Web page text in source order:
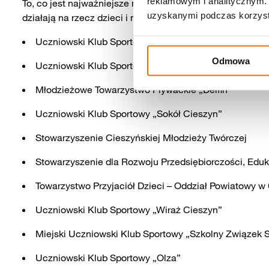
uzyskanymi podczas
Odmowa
To, co jest najważniejsze na ten moment, to to, że
działają na rzecz dzieci i młodzieży. Są to:
Uczniowski Klub Sportowy Football Academy Cieszyn
Uczniowski Klub Sportowy „Cieszyn”
Młodzieżowe Towarzystwo Pływackie „Delfin”
Uczniowski Klub Sportowy „Sokół Cieszyn”
Stowarzyszenie Cieszyńskiej Młodzieży Twórczej
Stowarzyszenie dla Rozwoju Przedsiębiorczości,
Towarzystwo Przyjaciół Dzieci – Oddział Powiatowy
Uczniowski Klub Sportowy „Wiraż Cieszyn”
Miejski Uczniowski Klub Sportowy „Szkolny Związek
Uczniowski Klub Sportowy „Olza”